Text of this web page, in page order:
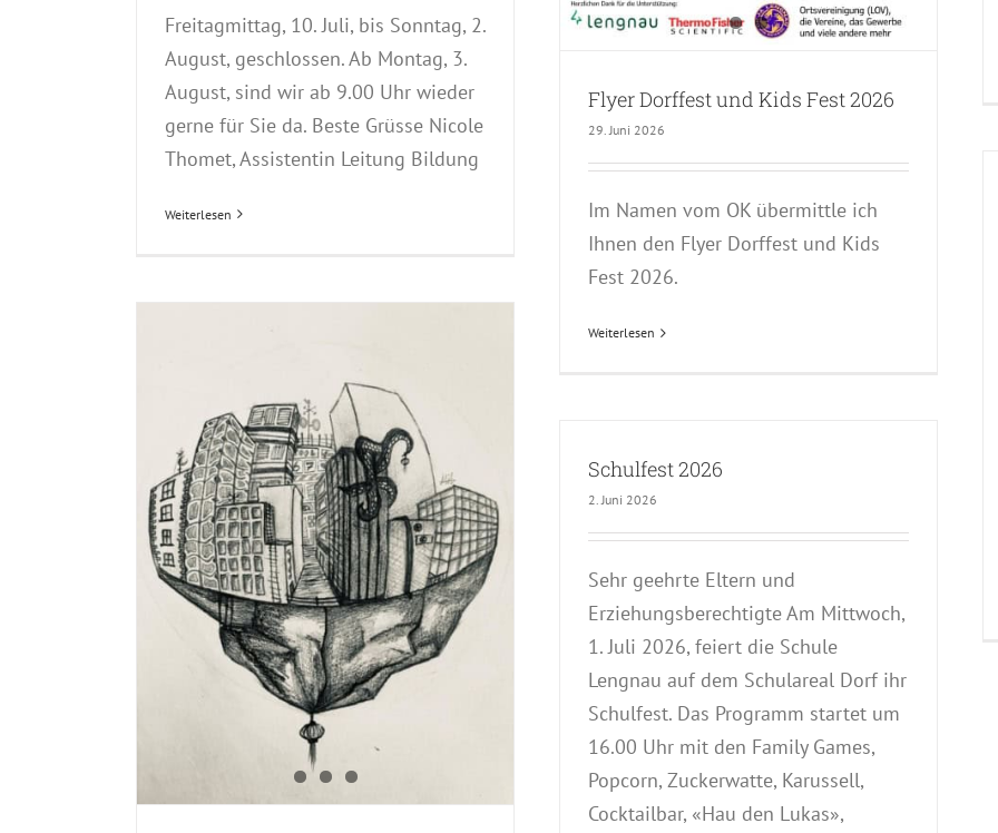
Freitagmittag, 10. Juli, bis Sonntag, 2.
August, geschlossen. Ab Montag, 3.
August, sind wir ab 9.00 Uhr wieder
gerne für Sie da. Beste Grüsse Nicole
Thomet, Assistentin Leitung Bildung
Weiterlesen
Flyer Dorffest und Kids Fest 2026
29. Juni 2026
Im Namen vom OK übermittle ich
Ihnen den Flyer Dorffest und Kids
Fest 2026.
Weiterlesen
Schulfest 2026
2. Juni 2026
Sehr geehrte Eltern und
Erziehungsberechtigte Am Mittwoch,
1. Juli 2026, feiert die Schule
Lengnau auf dem Schulareal Dorf ihr
Schulfest. Das Programm startet um
16.00 Uhr mit den Family Games,
Popcorn, Zuckerwatte, Karussell,
Cocktailbar, «Hau den Lukas»,